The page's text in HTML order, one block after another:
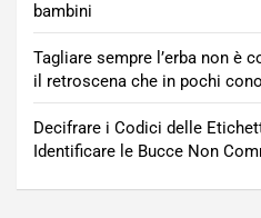
bambini
Tagliare sempre l’erba non è
il retroscena che in pochi
Decifrare i Codici delle
Identificare le Bucce Non